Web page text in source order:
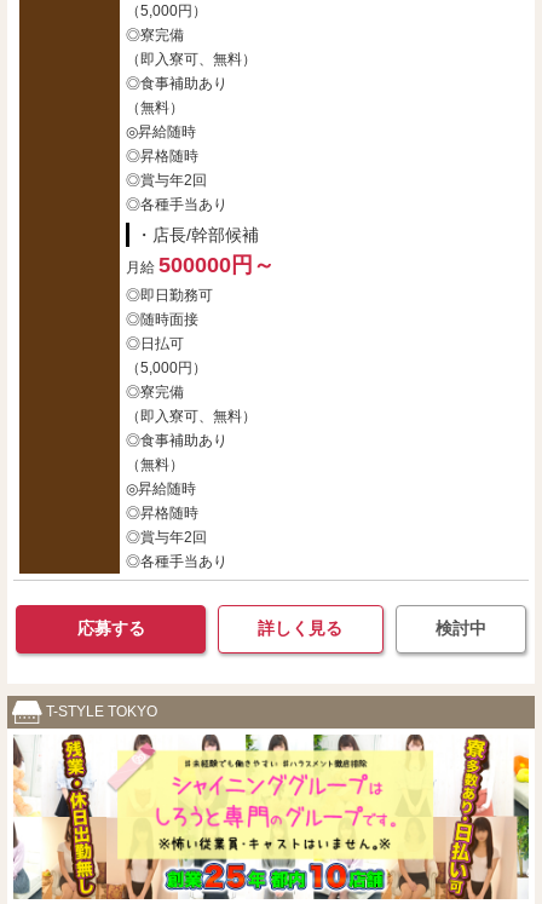
（5,000円）
◎寮完備
（即入寮可、無料）
◎食事補助あり
（無料）
◎昇給随時
◎昇格随時
◎賞与年2回
◎各種手当あり
・店長/幹部候補
月給 500000円～
◎即日勤務可
◎随時面接
◎日払可
（5,000円）
◎寮完備
（即入寮可、無料）
◎食事補助あり
（無料）
◎昇給随時
◎昇格随時
◎賞与年2回
◎各種手当あり
応募する 詳しく見る 検討中
T-STYLE TOKYO